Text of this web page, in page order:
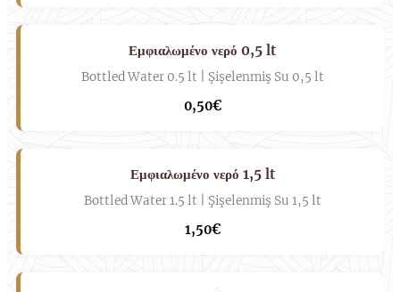
Εμφιαλωμένο νερό 0,5 lt
Bottled Water 0.5 lt | Şişelenmiş Su 0,5 lt
0,50€
Εμφιαλωμένο νερό 1,5 lt
Bottled Water 1.5 lt | Şişelenmiş Su 1,5 lt
1,50€